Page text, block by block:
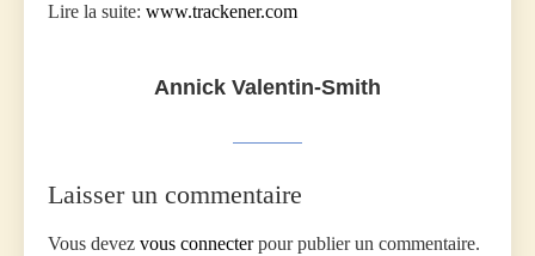
Lire la suite: www.trackener.com
Annick Valentin-Smith
Laisser un commentaire
Vous devez vous connecterpour publier un commentaire.